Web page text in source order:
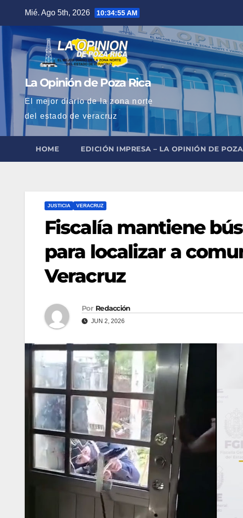
contenido
Mié. Ago 5th, 2026 10:34:56 AM
La Opinión de Poza Rica
El mejor diario de la zona norte
del estado de veracruz
HOME EDICIÓN IMPRESA – LA OPINIÓN DE
JUSTICIA VERACRUZ
Fiscalía mantiene
para localizar a
Veracruz
Por Redacción
JUN 2, 2026